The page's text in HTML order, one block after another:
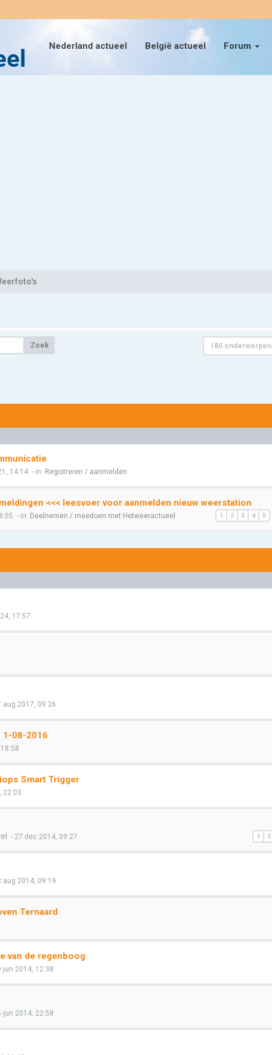
Nederland actueel België actueel Forum
Zoek 180 onderwerpen
14:14 - in: Registreren / aanmelden
<<< leesvoer voor aanmelden nieuw weerstation
1 2 3 4 5
- in: Deelnemen / meedoen met Hetweeractueel
17:57
aug 2017, 09:26
1-08-2016
Smart Trigger
22:03
1 2
- 27 dec 2014, 09:27
aug 2014, 09:19
Ternaard
van de regenboog
jun 2014, 12:38
jun 2014, 22:58